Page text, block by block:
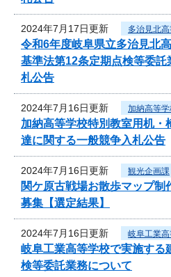
2024年7月17日更新 多治見北
令和6年度岐阜県立多治見北
基準法第12条定期点検等委託
札公告
2024年7月16日更新 加納高等
加納高等学校特別教室用机・
達に関する一般競争入札公告
2024年7月16日更新 観光企画課
関ケ原古戦場お散歩マップ制
募集【選定結果】
2024年7月16日更新 岐阜工業
岐阜工業高等学校で実施する
検等委託業務について